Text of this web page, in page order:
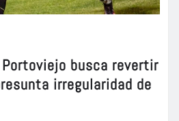
Portoviejo busca revertir
irregularidad de